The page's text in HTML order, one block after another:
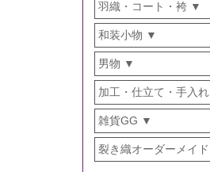
羽織・コート・袴
和装小物
男物
加工・仕立て・手入れ
雑貨GG
裂き織オーダーメイド